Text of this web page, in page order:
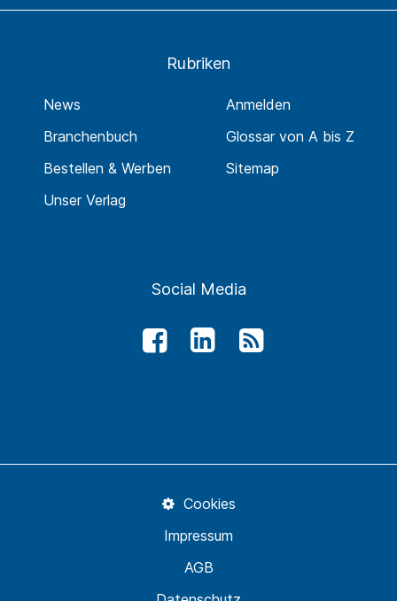
Rubriken
News
Branchenbuch
Bestellen & Werben
Unser Verlag
Anmelden
Glossar von A bis Z
Sitemap
Social Media
AGB
Impressum
Cookies